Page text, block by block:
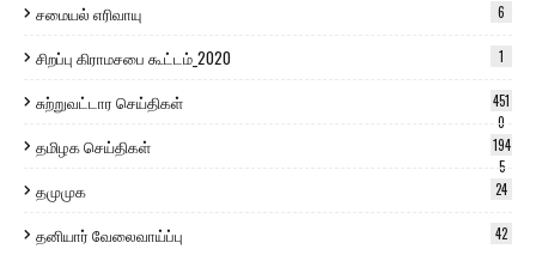
சமையல் எரிவாயு 6
சிறப்பு கிராமசபை கூட்டம்_2020 1
சுற்றுவட்டார செய்திகள்
451
0
தமிழக செய்திகள்
194
5
தமுமுக 24
தனியார் வேலைவாய்ப்பு 42